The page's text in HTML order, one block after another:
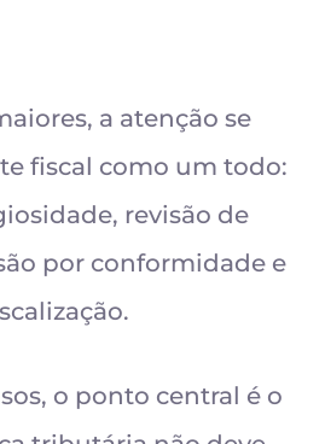
a atenção se
fiscal como um todo:
revisão de
por conformidade e
o ponto central é o